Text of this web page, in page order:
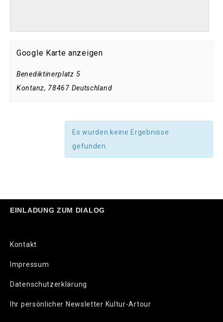
Google Karte anzeigen
Benediktinerplatz 5
Kontanz, 78467 Deutschland
Es wurden keine Ergebnisse
gefunden.
EINLADUNG ZUM DIALOG
Kontakt
Impressum
Datenschutzerklärung
Ihr persönlicher Newsletter Kultur-Artour